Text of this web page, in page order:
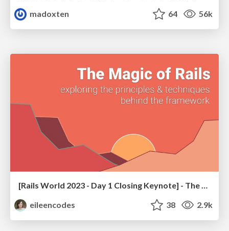
madoxten
64 56k
[Rails World 2023 - Day 1 Closing Keynote] - The Magic of Rails
eileencodes
38 2.9k